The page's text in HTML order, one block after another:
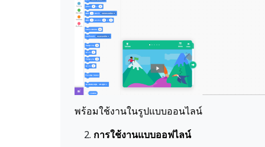
พร้อมใช้งานในรูปแบบออนไลน์
การใช้งานแบบออฟไลน์